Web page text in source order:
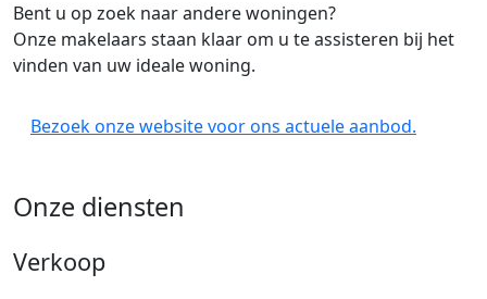
Bent u op zoek naar andere woningen?
Onze makelaars staan klaar om u te assisteren bij het
vinden van uw ideale woning.
Bezoek onze website voor ons actuele aanbod.
Onze diensten
Verkoop